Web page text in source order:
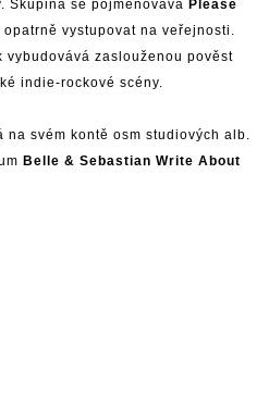
Skupina se pojmenovává Please
vystupovat na veřejnosti.
vybudovává zaslouženou pověst
indie-rockové scény.
na svém kontě osm studiových alb.
Belle & Sebastian Write About